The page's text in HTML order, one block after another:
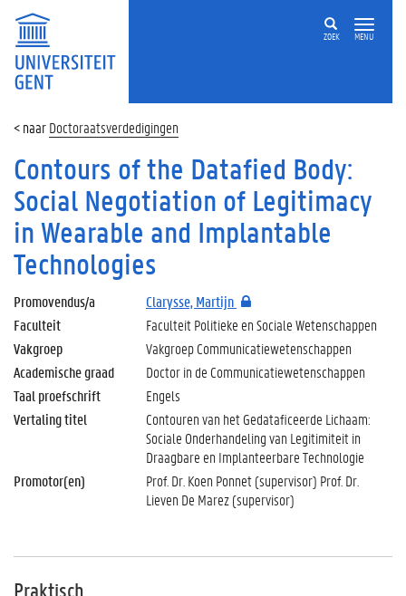
ZOEK MENU
Doctoraatsverdedigingen
Contours of the Datafied Body:
Social Negotiation of Legitimacy
in Wearable and Implantable
Technologies
Promovendus/a
Clarysse, Martijn
Faculteit
Faculteit Politieke en Sociale Wetenschappen
Vakgroep
Vakgroep Communicatiewetenschappen
Academische graad
Doctor in de Communicatiewetenschappen
Taal proefschrift
Engels
Vertaling titel
Contouren van het Gedataficeerde Lichaam:
Sociale Onderhandeling van Legitimiteit in
Draagbare en Implanteerbare Technologie
Promotor(en)
Prof. Dr. Koen Ponnet (supervisor) Prof. Dr.
Lieven De Marez (supervisor)
Praktisch